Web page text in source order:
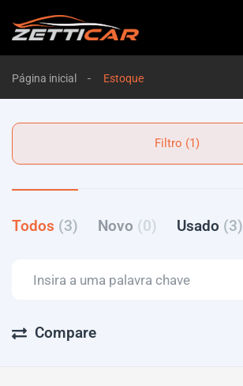
Página inicial Estoque
Filtro (1)
Todos (3) Novo (0) Usado (3)
Compare